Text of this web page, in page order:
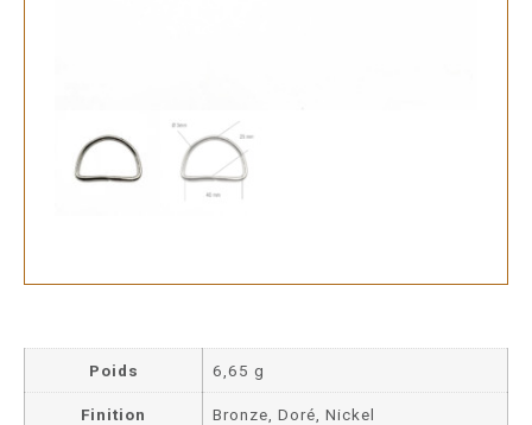
Poids 6,65 g
Finition Bronze, Doré, Nickel